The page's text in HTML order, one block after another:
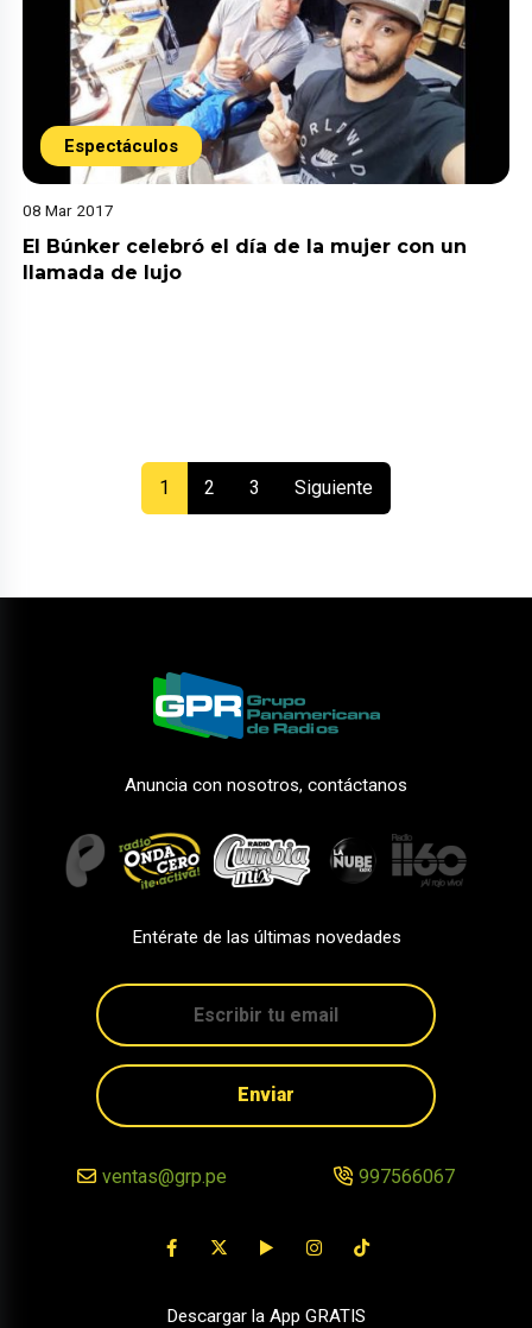
Espectáculos
08 Mar 2017
El Búnker celebró el día de la mujer con un
llamada de lujo
1 (current)
2 3 Siguiente
Anuncia con nosotros, contáctanos
Entérate de las últimas novedades
Enviar
ventas@grp.pe 997566067
Descargar la App GRATIS